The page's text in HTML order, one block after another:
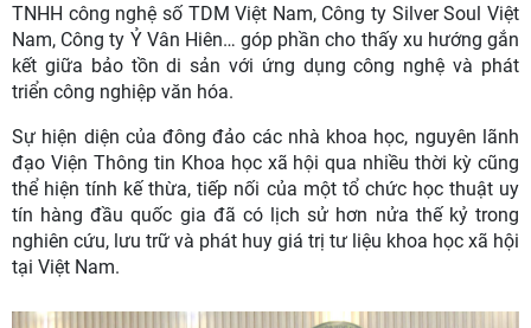
TNHH công nghệ số TDM Việt Nam, Công ty Silver Soul Việt
Nam, Công ty Ỷ Vân Hiên… góp phần cho thấy xu hướng gắn
kết giữa bảo tồn di sản với ứng dụng công nghệ và phát
triển công nghiệp văn hóa.
Sự hiện diện của đông đảo các nhà khoa học, nguyên lãnh
đạo Viện Thông tin Khoa học xã hội qua nhiều thời kỳ cũng
thể hiện tính kế thừa, tiếp nối của một tổ chức học thuật uy
tín hàng đầu quốc gia đã có lịch sử hơn nửa thế kỷ trong
nghiên cứu, lưu trữ và phát huy giá trị tư liệu khoa học xã hội
tại Việt Nam.